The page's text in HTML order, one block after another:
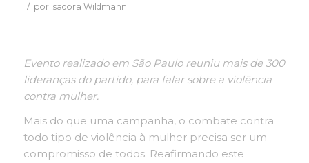
/ por Isadora Wildmann
Evento realizado em São Paulo reuniu mais de 300
lideranças do partido, para falar sobre a violência
contra mulher.
Mais do que uma campanha, o combate contra
todo tipo de violência à mulher precisa ser um
compromisso de todos. Reafirmando este